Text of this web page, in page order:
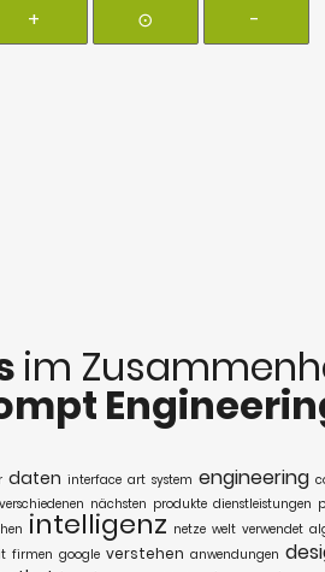
+ ⊙ -
im
daten interface art system engineering
verschiedenen nächsten produkte dienstleistungen
intelligenz netze welt verwendet
firmen google verstehen anwendungen